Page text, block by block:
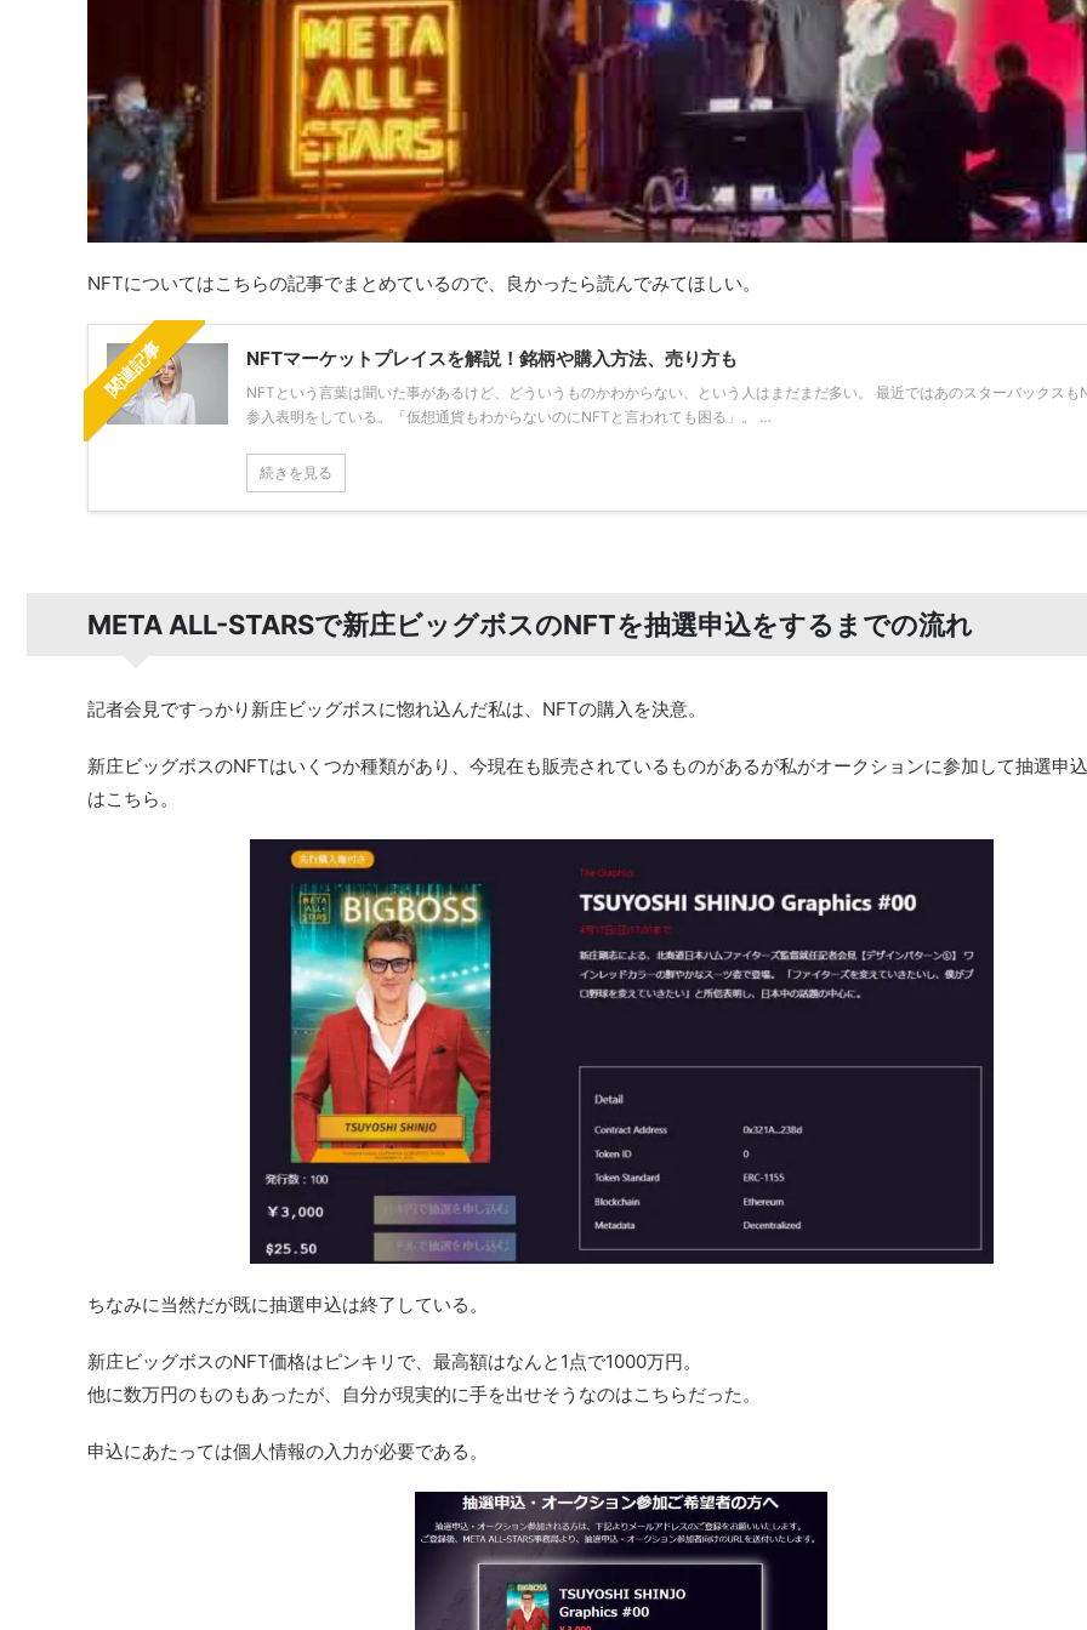
NFTについてはこちらの記事でまとめているので、良かったら読んでみてほしい。
関連記事 NFTマーケットプレイスを解説！銘柄や購入方法、売り方も
NFTという言葉は聞いた事があるけど、どういうものかわからない、という人はまだまだ多い。 最近ではあのスターバックスも
参入表明をしている。「仮想通貨もわからないのにNFTと言われても困る」。 …
続きを見る
META ALL-STARSで新庄ビッグボスのNFTを抽選申込をするまでの流れ
記者会見ですっかり新庄ビッグボスに惚れ込んだ私は、NFTの購入を決意。
新庄ビッグボスのNFTはいくつか種類があり、今現在も販売されているものがあるが私がオークションに参加して抽選申
はこちら。
ちなみに当然だが既に抽選申込は終了している。
新庄ビッグボスのNFT価格はピンキリで、最高額はなんと1点で1000万円。
他に数万円のものもあったが、自分が現実的に手を出せそうなのはこちらだった。
申込にあたっては個人情報の入力が必要である。